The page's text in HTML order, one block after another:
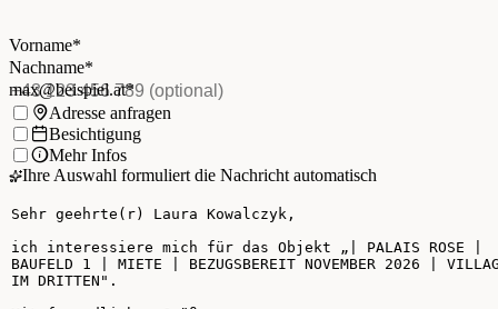
Vorname*
Nachname
Nachname*
E-Mail*(Pflichtfeld)
max@beispiel.at*
Telefon(optional)
Ich möchte:Adresse anfragen
Besichtigung
Mehr Infos
Ihre Auswahl formuliert die Nachricht automatisch
Ihre Nachricht